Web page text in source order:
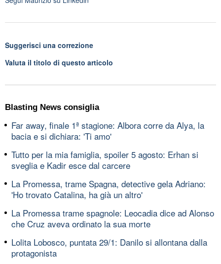
Suggerisci una correzione
Valuta il titolo di questo articolo
Blasting News consiglia
Far away, finale 1ª stagione: Albora corre da Alya, la
bacia e si dichiara: 'Ti amo'
Tutto per la mia famiglia, spoiler 5 agosto: Erhan si
sveglia e Kadir esce dal carcere
La Promessa, trame Spagna, detective gela Adriano:
'Ho trovato Catalina, ha già un altro'
La Promessa trame spagnole: Leocadia dice ad Alonso
che Cruz aveva ordinato la sua morte
Lolita Lobosco, puntata 29/1: Danilo si allontana dalla
protagonista